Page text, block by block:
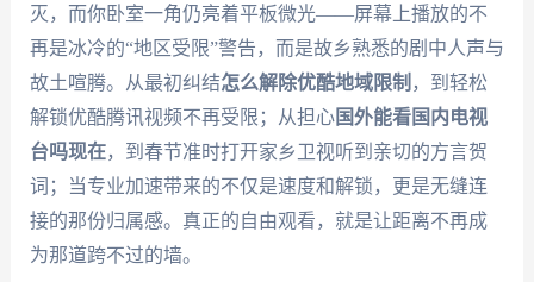
灭，而你卧室一角仍亮着平板微光——屏幕上播放的不
再是冰冷的“地区受限”警告，而是故乡熟悉的剧中人声与
故土喧腾。从最初纠结怎么解除优酷地域限制 ，到轻松
解锁优酷腾讯视频不再受限；从担心国外能看国内电视
台吗现在，到春节准时打开家乡卫视听到亲切的方言贺
词；当专业加速带来的不仅是速度和解锁，更是无缝连
接的那份归属感。真正的自由观看，就是让距离不再成
为那道跨不过的墙。